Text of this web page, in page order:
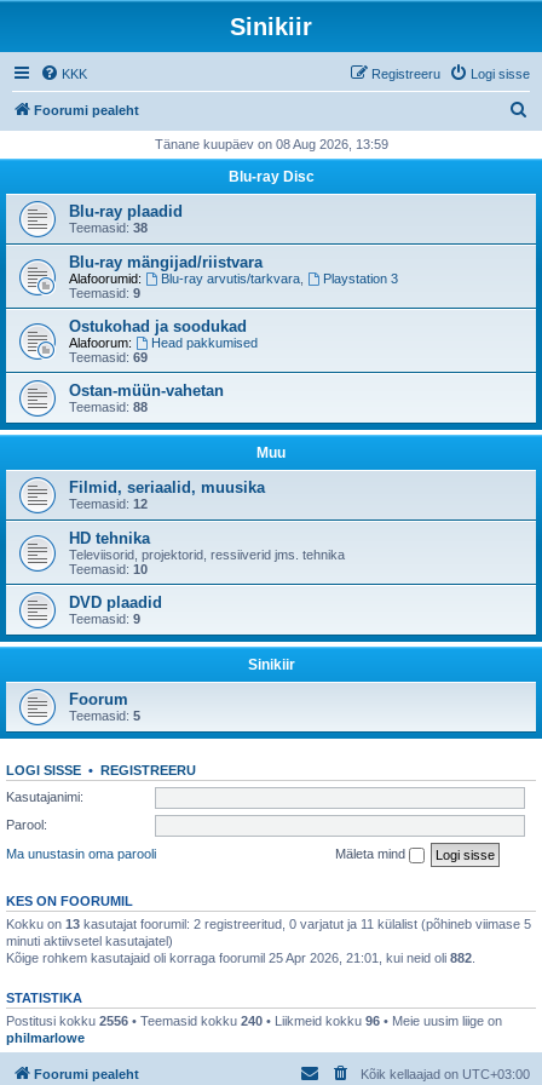
Sinikiir
KKK Logi sisse
Registreeru
Foorumi pealeht
i
Tänane kuupäev on 08 Aug 2026, 13:59
Blu-ray Disc
Blu-ray plaadid
Teemasid: 38
Blu-ray mängijad/riistvara
Alafoorumid: Blu-ray arvutis/tarkvara,
Playstation 3
Teemasid: 9
Ostukohad ja soodukad
Alafoorum:
Head pakkumised
Teemasid: 69
Ostan-müün-vahetan
Teemasid: 88
Muu
Filmid, seriaalid, muusika
Teemasid: 12
HD tehnika
Televiisorid, projektorid, ressiiverid jms. tehnika
Teemasid: 10
DVD plaadid
Teemasid: 9
Sinikiir
Foorum
Teemasid: 5
LOGI SISSE • REGISTREERU
Kasutajanimi:
Parool:
Ma unustasin oma parooli
Mäleta mind
KES ON FOORUMIL
Kokku on 13 kasutajat foorumil: 2 registreeritud, 0 varjatut ja 11 külalist (põhineb viimase 5
minuti aktiivsetel kasutajatel)
Kõige rohkem kasutajaid oli korraga foorumil 25 Apr 2026, 21:01, kui neid oli 882
STATISTIKA
Postitusi kokku 2556 • Teemasid kokku 240 • Liikmeid kokku 96 • Meie uusim liige on
philmarlowe
Foorumi pealeht Kõik kellaajad on UTC+03:00